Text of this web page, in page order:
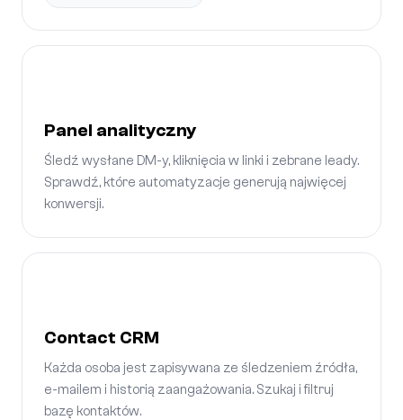
Panel analityczny
Śledź wysłane DM-y, kliknięcia w linki i zebrane leady.
Sprawdź, które automatyzacje generują najwięcej
konwersji.
Contact CRM
Każda osoba jest zapisywana ze śledzeniem źródła,
e-mailem i historią zaangażowania. Szukaj i filtruj
bazę kontaktów.